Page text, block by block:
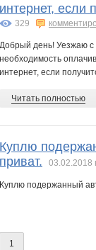
anetta_a
fadilena fns10
интернет, если
329
Добрый день! Уезжаю с
необходимость
интернет, если
Читать полностью
Куплю
приват.
03.02.2018
Куплю подержанный
1